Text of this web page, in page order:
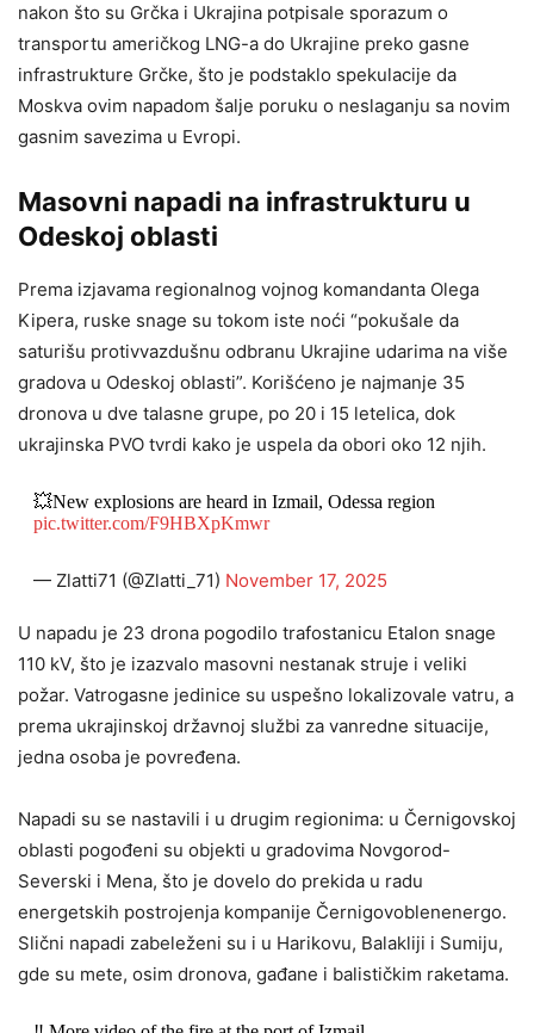
nakon što su Grčka i Ukrajina potpisale sporazum o
transportu američkog LNG-a do Ukrajine preko gasne
infrastrukture Grčke, što je podstaklo spekulacije da
Moskva ovim napadom šalje poruku o neslaganju sa novim
gasnim savezima u Evropi.
Masovni napadi na infrastrukturu u
Odeskoj oblasti
Prema izjavama regionalnog vojnog komandanta Olega
Kipera, ruske snage su tokom iste noći “pokušale da
saturišu protivvazdušnu odbranu Ukrajine udarima na više
gradova u Odeskoj oblasti”. Korišćeno je najmanje 35
dronova u dve talasne grupe, po 20 i 15 letelica, dok
ukrajinska PVO tvrdi kako je uspela da obori oko 12 njih.
💥New explosions are heard in Izmail, Odessa region
pic.twitter.com/F9HBXpKmwr
— Zlatti71 (@Zlatti_71) November 17, 2025
U napadu je 23 drona pogodilo trafostanicu Etalon snage
110 kV, što je izazvalo masovni nestanak struje i veliki
požar. Vatrogasne jedinice su uspešno lokalizovale vatru, a
prema ukrajinskoj državnoj službi za vanredne situacije,
jedna osoba je povređena.
Napadi su se nastavili i u drugim regionima: u Černigovskoj
oblasti pogođeni su objekti u gradovima Novgorod-
Severski i Mena, što je dovelo do prekida u radu
energetskih postrojenja kompanije Černigovoblenenergo.
Slični napadi zabeleženi su i u Harikovu, Balakliji i Sumiju,
gde su mete, osim dronova, gađane i balističkim raketama.